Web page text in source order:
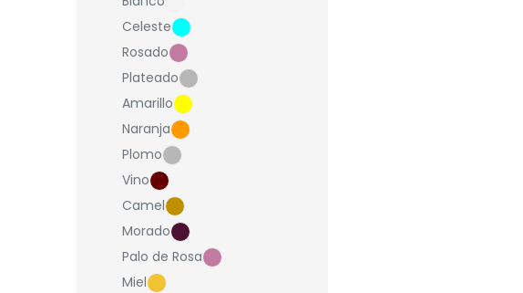
Celeste
Rosado
Plateado
Amarillo
Naranja
Plomo
Vino
Camel
Morado
Palo de Rosa
Miel